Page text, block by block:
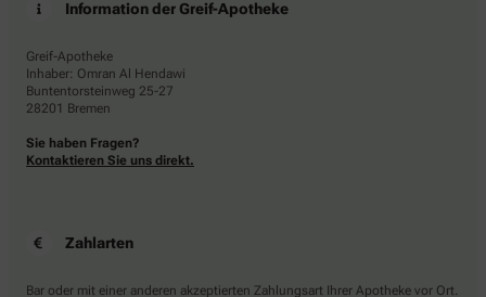
Information der Greif-Apotheke
Greif-Apotheke
Inhaber: Omran Al Hendawi
Buntentorsteinweg 25-27
28201 Bremen
Sie haben Fragen?
Kontaktieren Sie uns direkt.
Zahlarten
Bar oder mit einer anderen akzeptierten Zahlungsart Ihrer Apotheke vor Ort.